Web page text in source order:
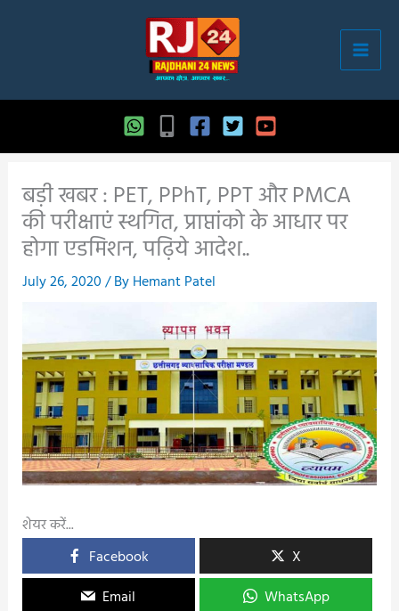
बड़ी खबर : PET, PPhT, PPT और PMCA
की परीक्षाएं स्थगित, प्राप्तांको के आधार पर
होगा एडमिशन, पढ़िये आदेश..
July 26, 2020/ ByHemant Patel
शेयर करें...
Facebook
X
Email
WhatsApp